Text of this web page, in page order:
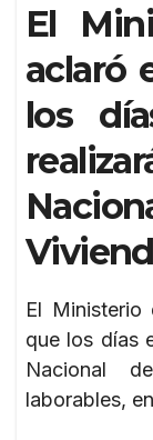
El
aclaró
los
El Ministerio
que los días
Nacional
laborables,